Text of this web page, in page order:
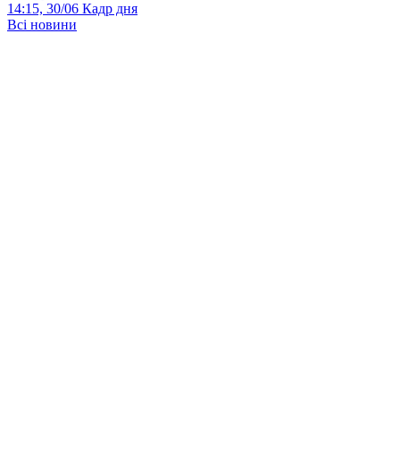
14:15, 30/06 Кадр дня
Всі новини